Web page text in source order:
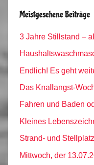
Meistgesehene Beiträge
3 Jahre Stillstand –
Endlich! Es geht
Das Knallangst-
Fahren und Baden
Kleines
Strand- und
Mittwoch, der